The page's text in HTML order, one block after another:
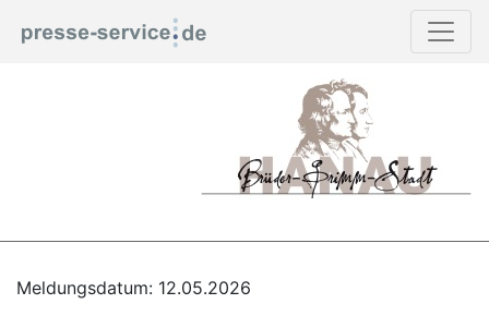
Meldungsdatum: 12.05.2026